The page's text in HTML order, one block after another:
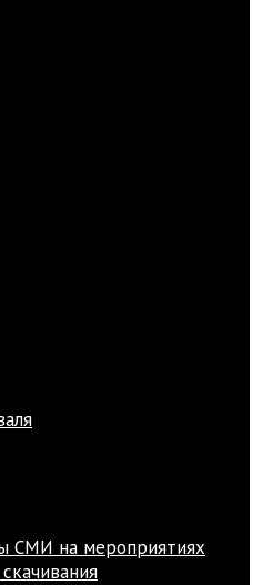
СМИ на мероприятиях